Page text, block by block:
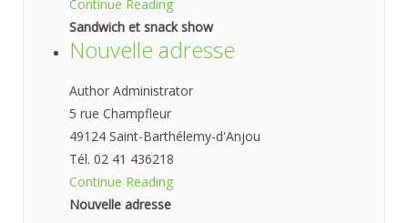
Continue Reading
Sandwich et snack show
Nouvelle adresse
Author Administrator
5 rue Champfleur
49124 Saint-Barthélemy-d'Anjou
Tél. 02 41 436218
Continue Reading
Nouvelle adresse